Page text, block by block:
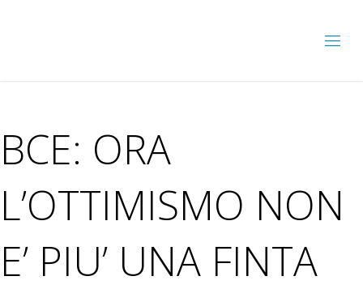
BCE: ORA
L’OTTIMISMO NON
E’ PIU’ UNA FINTA